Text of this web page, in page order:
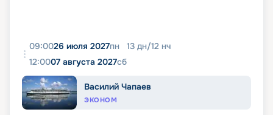
09:0026 июля 2027пн 13 дн/12 нч
12:0007 августа 2027сб
Василий Чапаев
ЭКОНОМ